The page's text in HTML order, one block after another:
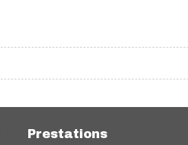
Prestations